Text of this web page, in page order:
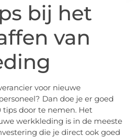
bij het
van
voor nieuwe
Dan doe je er goed
tips door te nemen. Het
werkkleding is in de meeste
die je direct ook goed